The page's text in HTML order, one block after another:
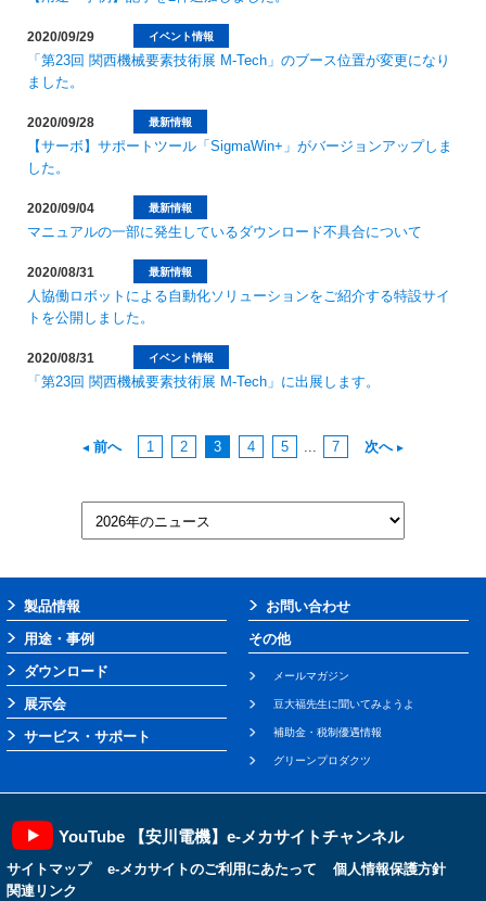
イベント情報
2020/09/29
「第23回 関西機械要素技術展 M-Tech」のブース位置が変更になり
ました。
最新情報
2020/09/28
【サーボ】サポートツール「SigmaWin+」がバージョンアップしま
した。
最新情報
2020/09/04
マニュアルの一部に発生しているダウンロード不具合について
最新情報
2020/08/31
人協働ロボットによる自動化ソリューションをご紹介する特設サイ
トを公開しました。
イベント情報
2020/08/31
「第23回 関西機械要素技術展 M-Tech」に出展します。
前へ 1 2 3 4 5 ... 7 次へ
製品情報
用途・事例
ダウンロード
展示会
サービス・サポート
お問い合わせ
その他
メールマガジン
豆大福先生に聞いてみようよ
補助金・税制優遇情報
グリーンプロダクツ
YouTube 【安川電機】e-メカサイトチャンネル
サイトマップ e-メカサイトのご利用にあたって
個人情報保護方針
関連リンク